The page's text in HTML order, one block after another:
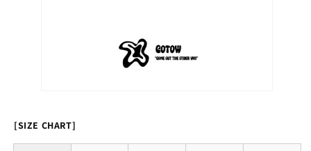
[SIZE CHART]